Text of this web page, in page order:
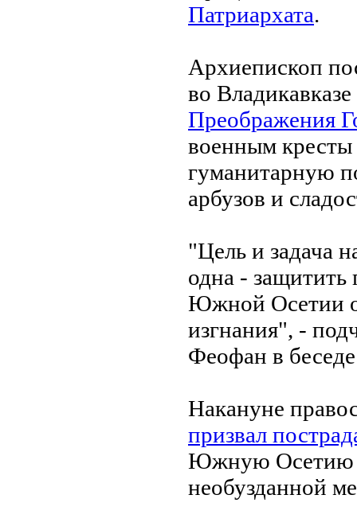
Патриархата.
Архиепископ
во
Преображения
военным
гуманитарную
арбузов и
"Цель и задача
одна - защитить
Южной Осетии
изгнания", -
Феофан в
Накануне
призвал
Южную Осетию
необузданной